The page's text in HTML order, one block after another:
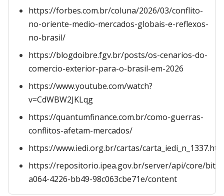
https://forbes.com.br/coluna/2026/03/conflito-
no-oriente-medio-mercados-globais-e-reflexos-
no-brasil/
https://blogdoibre.fgv.br/posts/os-cenarios-do-
comercio-exterior-para-o-brasil-em-2026
https://www.youtube.com/watch?
v=CdWBW2JKLqg
https://quantumfinance.com.br/como-guerras-
conflitos-afetam-mercados/
https://www.iedi.org.br/cartas/
https://repositorio.ipea.gov.br/server/api/core/
a064-4226-bb49-98c063cbe71e/content